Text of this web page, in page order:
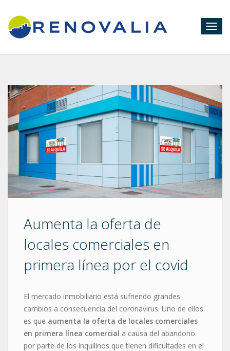
Aumenta la oferta de
locales comerciales en
primera línea por el covid
El mercado inmobiliario está sufriendo grandes
cambios a consecuencia del coronavirus. Uno de ellos
es que aumenta la oferta de locales comerciales
en primera línea comercial a causa del abandono
por parte de los inquilinos que tienen dificultades en el